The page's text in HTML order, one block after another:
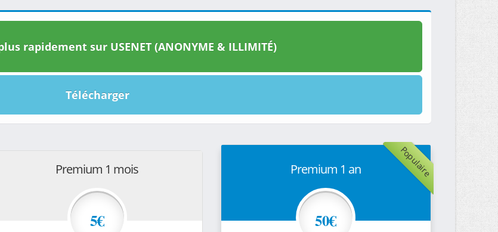
rapidement sur USENET (ANONYME & ILLIMITÉ)
Télécharger
Premium 1 mois
5€
Populaire
Premium 1 an
50€